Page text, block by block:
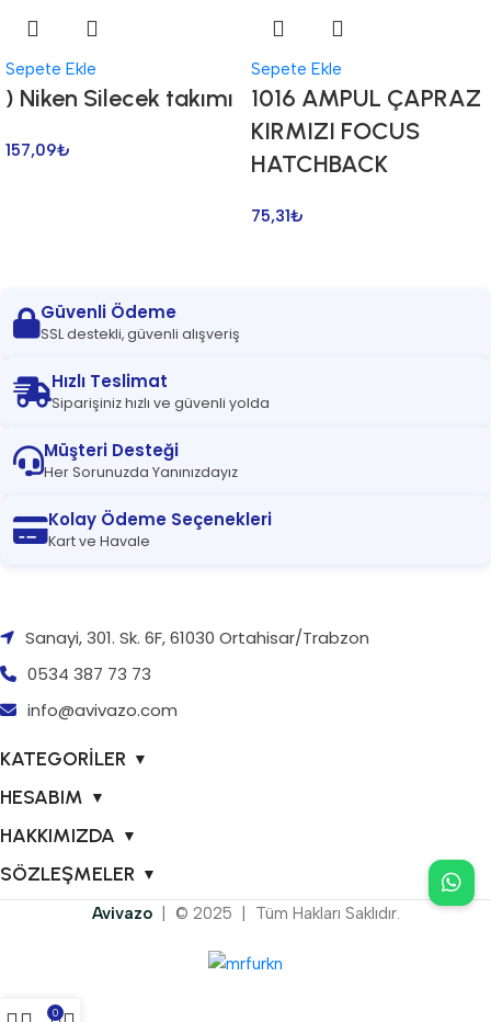
Sepete Ekle
) Niken Silecek takımı
157,09₺
Sepete Ekle
1016 AMPUL ÇAPRAZ
KIRMIZI FOCUS
HATCHBACK
75,31₺
Güvenli Ödeme
SSL destekli, güvenli alışveriş
Hızlı Teslimat
Siparişiniz hızlı ve güvenli yolda
Müşteri Desteği
Her Sorunuzda Yanınızdayız
Kolay Ödeme Seçenekleri
Kart ve Havale
Sanayi, 301. Sk. 6F, 61030 Ortahisar/Trabzon
0534 387 73 73
info@avivazo.com
KATEGORİLER ▼
HESABIM ▼
HAKKIMIZDA ▼
SÖZLEŞMELER ▼
Avivazo | © 2025 | Tüm Hakları Saklıdır.
0